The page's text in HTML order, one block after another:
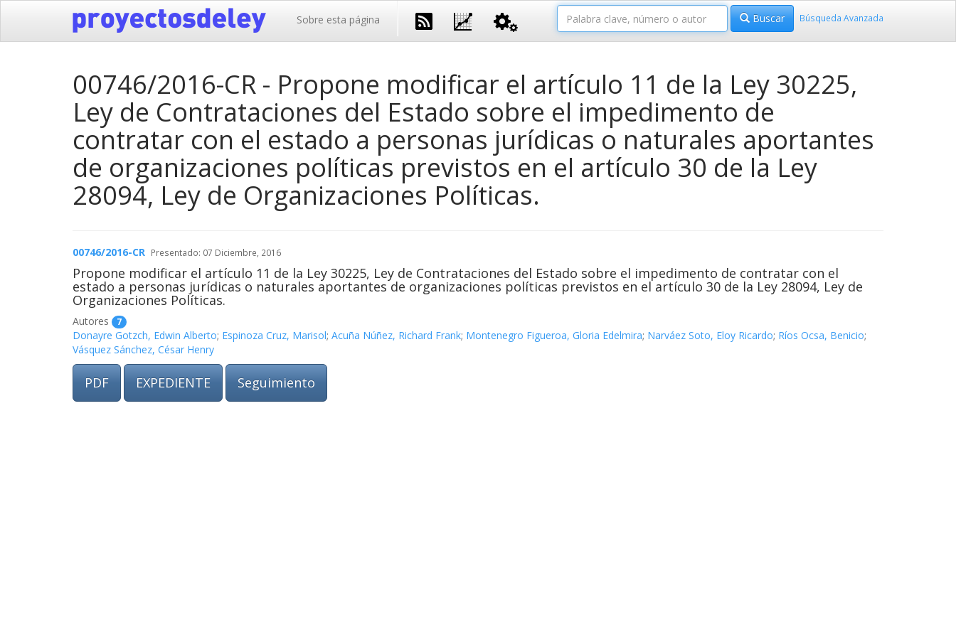
Sobre esta página Buscar Búsqueda Avanzada
00746/2016-CR - Propone modificar el artículo 11 de la Ley 30225,
Ley de Contrataciones del Estado sobre el impedimento de
contratar con el estado a personas jurídicas o naturales aportantes
de organizaciones políticas previstos en el artículo 30 de la Ley
28094, Ley de Organizaciones Políticas.
00746/2016-CR Presentado: 07 Diciembre, 2016
Propone modificar el artículo 11 de la Ley 30225, Ley de Contrataciones del Estado sobre el impedimento de contratar con el
estado a personas jurídicas o naturales aportantes de organizaciones políticas previstos en el artículo 30 de la Ley 28094, Ley de
Organizaciones Políticas.
Autores 7
Donayre Gotzch, Edwin Alberto; Espinoza Cruz, Marisol; Acuña Núñez, Richard Frank; Montenegro Figueroa, Gloria Edelmira; Narváez Soto, Eloy Ricardo; Ríos Ocsa, Benicio;
Vásquez Sánchez, César Henry
PDF EXPEDIENTE Seguimiento